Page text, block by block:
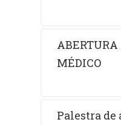
MÉDICO
Palestra de